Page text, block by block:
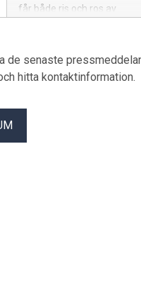
får både ris och ros av
rehabilitering och palliativ
är för kortsiktig och saknar
tidsatta mål och statliga
de senaste
hitta kontaktinformation.